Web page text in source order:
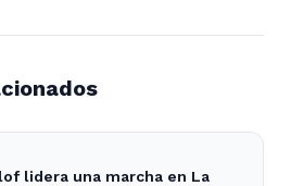
lidera una marcha en La